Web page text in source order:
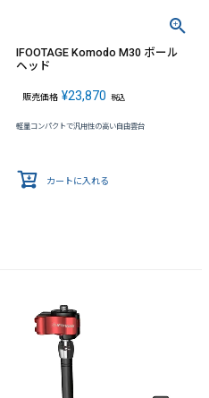
IFOOTAGE Komodo M30 ボール
ヘッド
販売価格 ¥23,870 税込
軽量コンパクトで汎用性の高い自由雲台
カートに入れる